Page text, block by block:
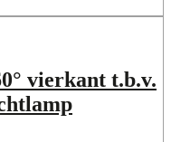
vierkant t.b.v.